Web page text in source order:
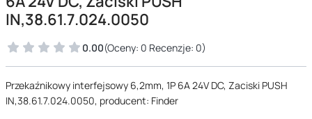
IN,38.61.7.024.0050
0.00(Oceny: 0 Recenzje: 0)
Przekaźnikowy interfejsowy 6,2mm, 1P 6A 24V DC, Zaciski PUSH
IN,38.61.7.024.0050, producent: Finder